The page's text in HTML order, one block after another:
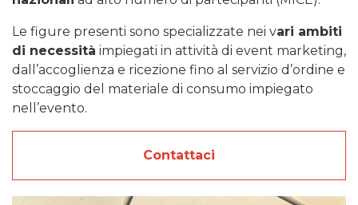
Le figure presenti sono specializzate nei vari ambiti
di necessità impiegati in attività di event marketing,
dall’accoglienza e ricezione fino al servizio d’ordine e
stoccaggio del materiale di consumo impiegato
nell’evento.
Contattaci